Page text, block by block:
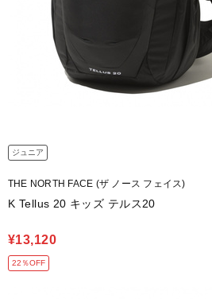
ジュニア
THE NORTH FACE (ザ ノース フェイス)
K Tellus 20 キッズ テルス20
¥13,120
22％OFF